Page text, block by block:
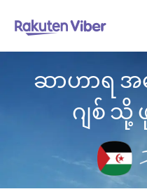
ဆာဟာရ အ
ဂျစ် သို့